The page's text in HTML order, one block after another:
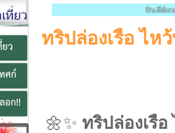
ยินดีต้อนรับสู่ ส
ทริปล่องเรือ ไห
🌼✨ ทริปล่องเรือ